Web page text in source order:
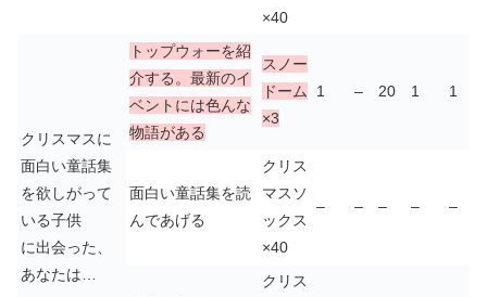
×40
クリスマスに
面白い童話集
を欲しがって
いる子供
に出会った、
あなたは…
トップウォーを紹
介する。最新のイ
ベントには色んな
物語がある
スノー
ドーム
×3
1 – 20 1 1
面白い童話集を読
んであげる
クリス
マスソ
ックス
×40
– – – – –
クリス